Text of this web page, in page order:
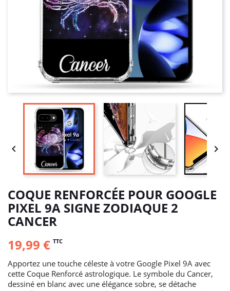
 
COQUE RENFORCÉE POUR GOOGLE
PIXEL 9A SIGNE ZODIAQUE 2
CANCER
19,99 € TTC
Apportez une touche céleste à votre Google Pixel 9A avec
cette Coque Renforcé astrologique. Le symbole du Cancer,
dessiné en blanc avec une élégance sobre, se détache